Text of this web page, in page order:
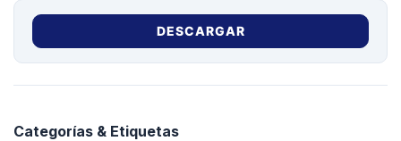
DESCARGAR
Categorías & Etiquetas